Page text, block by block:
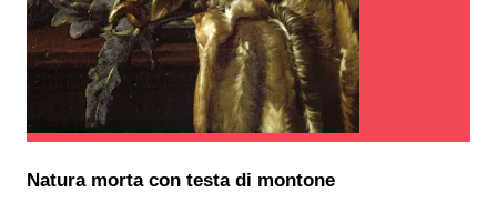
Natura morta con testa di montone